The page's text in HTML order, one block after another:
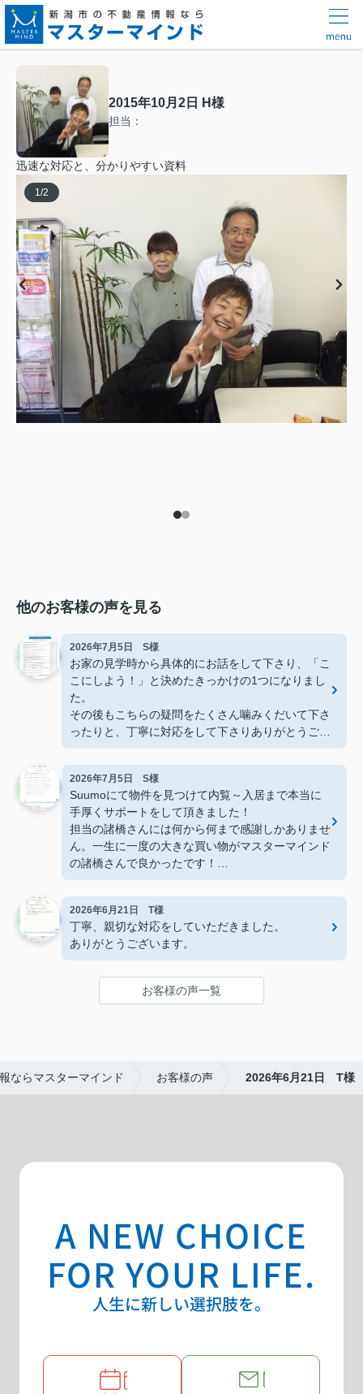
2015年10月2日 H様
担当：
迅速な対応と、分かりやすい資料
1 /2
他のお客様の声を見る
2026年7月5日 S様
お家の見学時から具体的にお話をして下さり、「こ
こにしよう！」と決めたきっかけの1つになりまし
た。
その後もこちらの疑問をたくさん噛みくだいて下さ
ったりと、丁寧に対応をして下さりありがとうござ
いました。
2026年7月5日 S様
Suumoにて物件を見つけて内覧～入居まで本当に
手厚くサポートをして頂きました！
担当の諸橋さんには何から何まで感謝しかありませ
ん。一生に一度の大きな買い物がマスターマインド
の諸橋さんで良かったです！
今後も沢山お世話になります。
本当にありがとうございました！
2026年6月21日 T様
丁寧、親切な対応をしていただきました。
ありがとうございます。
お客様の声一覧
ならマスターマインド お客様の声 2026年6月21日 T様
A NEW CHOICE
FOR YOUR LIFE.
人生に新しい選択肢を。